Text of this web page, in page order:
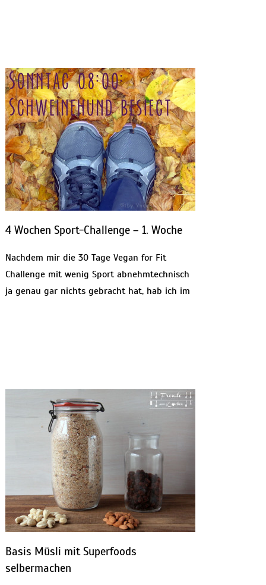
4 Wochen Sport-Challenge – 1. Woche
Nachdem mir die 30 Tage Vegan for Fit
Challenge mit wenig Sport abnehmtechnisch
ja genau gar nichts gebracht hat, hab ich im
Basis Müsli mit Superfoods
selbermachen